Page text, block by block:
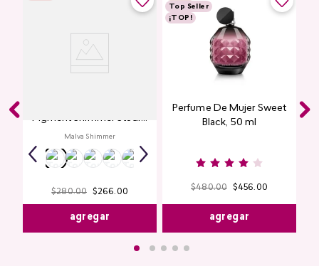
Pigment Shimmer Studio
Look
Malva Shimmer
$280.00 $266.00
agregar
Top Seller
¡TOP!
Perfume De Mujer Sweet
Black, 50 ml
$480.00 $456.00
agregar